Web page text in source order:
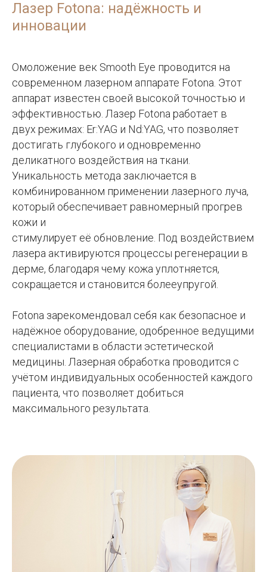
Лазер Fotona: надёжность и
инновации
Омоложение век Smooth Eye проводится на
современном лазерном аппарате Fotona. Этот
аппарат известен своей высокой точностью и
эффективностью. Лазер Fotona работает в
двух режимах: Er:YAG и Nd:YAG, что позволяет
достигать глубокого и одновременно
деликатного воздействия на ткани.
Уникальность метода заключается в
комбинированном применении лазерного луча,
который обеспечивает равномерный прогрев
кожи и
стимулирует её обновление. Под воздействием
лазера активируются процессы регенерации в
дерме, благодаря чему кожа уплотняется,
сокращается и становится болееупругой.
Fotona зарекомендовал себя как безопасное и
надёжное оборудование, одобренное ведущими
специалистами в области эстетической
медицины. Лазерная обработка проводится с
учётом индивидуальных особенностей каждого
пациента, что позволяет добиться
максимального результата.